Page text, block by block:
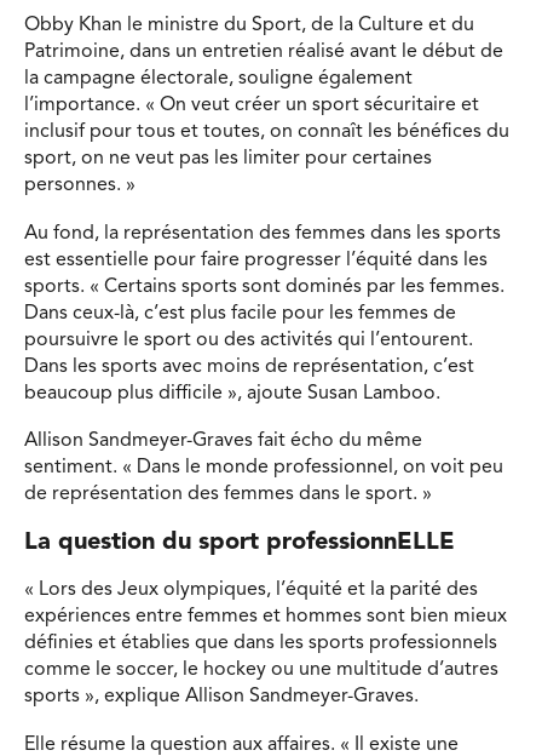
Obby Khan le ministre du Sport, de la Culture et du
Patrimoine, dans un entretien réalisé avant le début de
la campagne électorale, souligne également
l’importance. « On veut créer un sport sécuritaire et
inclusif pour tous et toutes, on connaît les bénéfices du
sport, on ne veut pas les limiter pour certaines
personnes. »
Au fond, la représentation des femmes dans les sports
est essentielle pour faire progresser l’équité dans les
sports. « Certains sports sont dominés par les femmes.
Dans ceux-là, c’est plus facile pour les femmes de
poursuivre le sport ou des activités qui l’entourent.
Dans les sports avec moins de représentation, c’est
beaucoup plus difficile », ajoute Susan Lamboo.
Allison Sandmeyer-Graves fait écho du même
sentiment. « Dans le monde professionnel, on voit peu
de représentation des femmes dans le sport. »
La question du sport professionnELLE
« Lors des Jeux olympiques, l’équité et la parité des
expériences entre femmes et hommes sont bien mieux
définies et établies que dans les sports professionnels
comme le soccer, le hockey ou une multitude d’autres
sports », explique Allison Sandmeyer-Graves.
Elle résume la question aux affaires. « Il existe une